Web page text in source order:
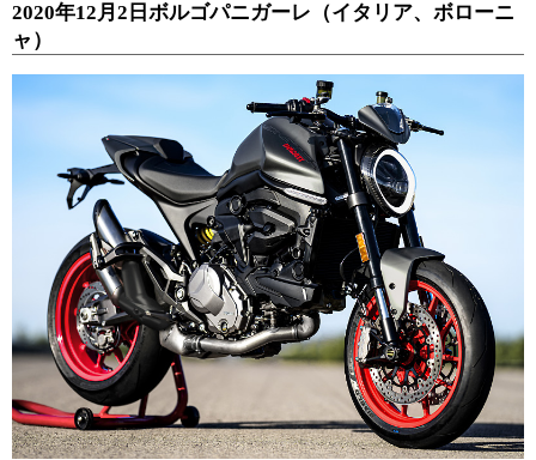
2020年12月2日ボルゴパニガーレ（イタリア、ボローニ
ャ）